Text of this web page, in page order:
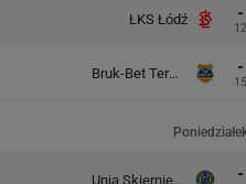
ŁKS Łódź -
Bruk-Bet Termalica Nieciecza -
Unia Skierniewice -